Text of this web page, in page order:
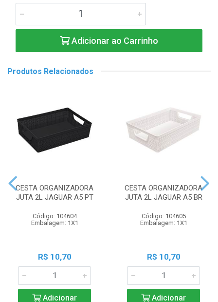
Adicionar ao Carrinho
Produtos Relacionados
CESTA ORGANIZADORA
JUTA 2L JAGUAR A5 PT
Código: 104604
Embalagem: 1X1
R$ 10,70
Adicionar
CESTA ORGANIZADORA
JUTA 2L JAGUAR A5 BR
Código: 104605
Embalagem: 1X1
R$ 10,70
Adicionar